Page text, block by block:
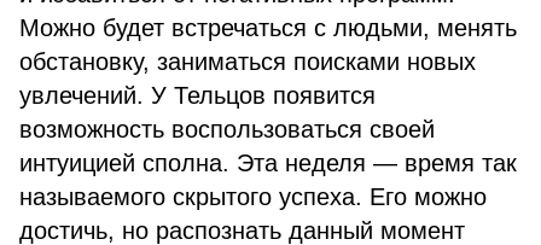
Можно будет встречаться с людьми, менять
обстановку, заниматься поисками новых
увлечений. У Тельцов появится
возможность воспользоваться своей
интуицией сполна. Эта неделя — время так
называемого скрытого успеха. Его можно
достичь, но распознать данный момент